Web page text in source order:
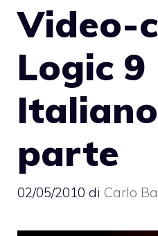
Video-
Logic 9
parte
02/05/2010 di Carlo